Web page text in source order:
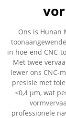
Nuus
Kontak Ons
Ons is Hunan
in hoë-end CNC-
Met twee
lewer ons CNC-
presisie met
≤0,4 µm, wat
professionele